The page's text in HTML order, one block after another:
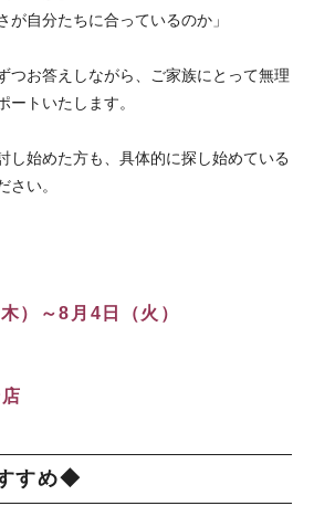
が自分たちに合っているのか」
つお答えしながら、ご家族にとって無理
ートいたします。
し始めた方も、具体的に探し始めている
さい。
）～8月4日（火）
すめ◆